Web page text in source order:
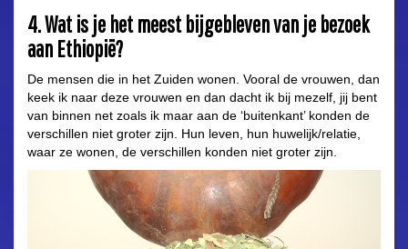
4. Wat is je het meest bijgebleven van je bezoek
aan Ethiopië?
De mensen die in het Zuiden wonen. Vooral de vrouwen, dan
keek ik naar deze vrouwen en dan dacht ik bij mezelf, jij bent
van binnen net zoals ik maar aan de ‘buitenkant’ konden de
verschillen niet groter zijn. Hun leven, hun huwelijk/relatie,
waar ze wonen, de verschillen konden niet groter zijn.